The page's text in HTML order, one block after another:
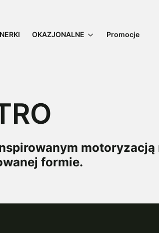
OKAZJONALNE Promocje
formie.